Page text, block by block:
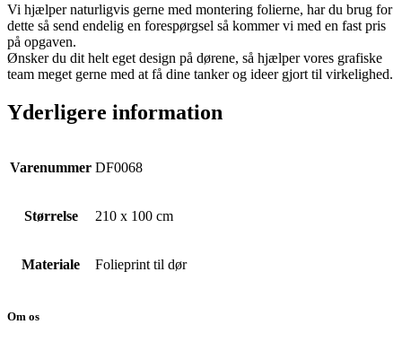
Vi hjælper naturligvis gerne med montering folierne, har du brug for
dette så send endelig en forespørgsel så kommer vi med en fast pris
på opgaven.
Ønsker du dit helt eget design på dørene, så hjælper vores grafiske
team meget gerne med at få dine tanker og ideer gjort til virkelighed.
Yderligere information
Varenummer DF0068
Størrelse 210 x 100 cm
Materiale Folieprint til dør
Om os